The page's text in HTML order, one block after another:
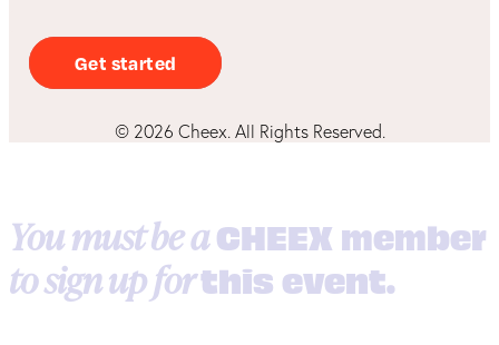
Get started
© 2026 Cheex. All Rights Reserved.
You must be aCHEEX member
to sign up forthis event.